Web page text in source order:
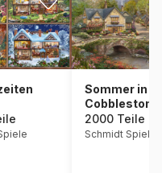
Sommer in
Cobblestone
Village
2000 Teile
Schmidt Spiele